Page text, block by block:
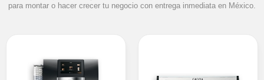
para montar o hacer crecer tu negocio con entrega inmediata en México.